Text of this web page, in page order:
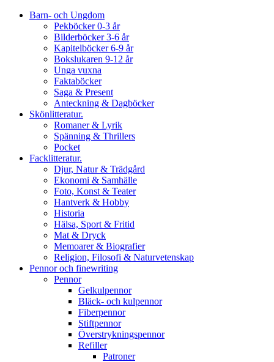
Barn- och Ungdom
Pekböcker 0-3 år
Bilderböcker 3-6 år
Kapitelböcker 6-9 år
Bokslukaren 9-12 år
Unga vuxna
Faktaböcker
Saga & Present
Anteckning & Dagböcker
Skönlitteratur.
Romaner & Lyrik
Spänning & Thrillers
Pocket
Facklitteratur.
Djur, Natur & Trädgård
Ekonomi & Samhälle
Foto, Konst & Teater
Hantverk & Hobby
Historia
Hälsa, Sport & Fritid
Mat & Dryck
Memoarer & Biografier
Religion, Filosofi & Naturvetenskap
Pennor och finewriting
Pennor
Gelkulpennor
Bläck- och kulpennor
Fiberpennor
Stiftpennor
Överstrykningspennor
Refiller
Patroner